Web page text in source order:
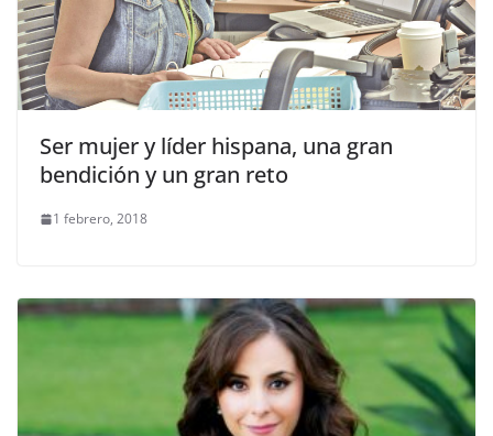
Ser mujer y líder hispana, una gran
bendición y un gran reto
1 febrero, 2018